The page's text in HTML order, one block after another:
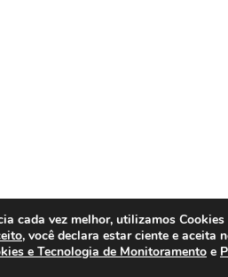
cada vez melhor, utilizamos Cookies
, você declara estar ciente e aceita
e Tecnologia de Monitoramento e